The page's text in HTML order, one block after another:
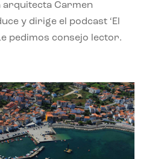
arquitecta Carmen
y dirige el podcast ‘El
pedimos consejo lector.